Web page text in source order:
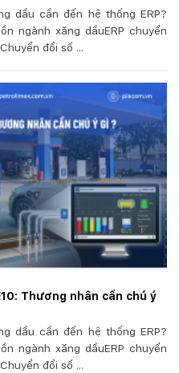
dầu cần đến hệ thống ERP?
ngành xăng dầuERP chuyển
đổi số ...
Thương nhân cần chú ý
dầu cần đến hệ thống ERP?
ngành xăng dầuERP chuyển
đổi số ...